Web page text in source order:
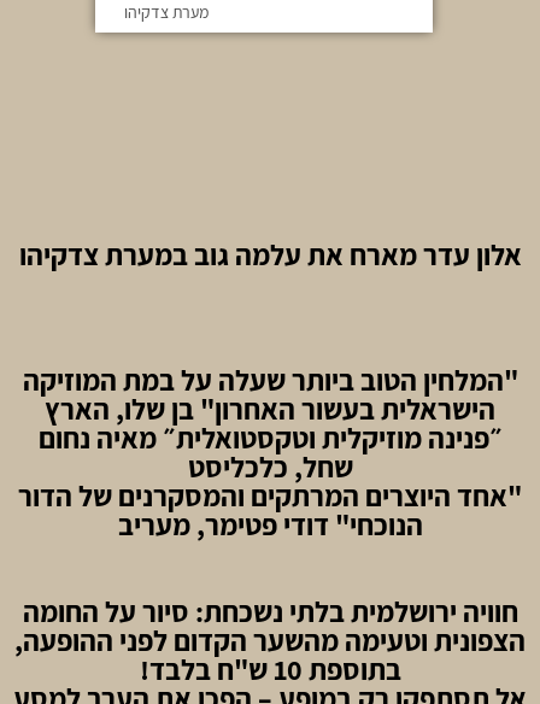
מערת צדקיהו
אלון עדר מארח את עלמה גוב במערת צדקיהו
"המלחין הטוב ביותר שעלה על במת המוזיקה
הישראלית בעשור האחרון" בן שלו, הארץ
״פנינה מוזיקלית וטקסטואלית״ מאיה נחום
שחל, כלכליסט
"אחד היוצרים המרתקים והמסקרנים של הדור
הנוכחי" דודי פטימר, מעריב
חוויה ירושלמית בלתי נשכחת: סיור על החומה
הצפונית וטעימה מהשער הקדום לפני ההופעה,
בתוספת 10 ש"ח בלבד!